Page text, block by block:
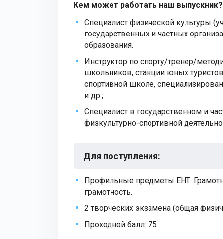
Кем может работать наш выпускник?
Специалист физической культуры
государственных и частных
образования.
Инструктор по спорту/тренер/
школьников, станции юных
спортивной школе,
и др.;
Специалист в государственном и
физкультурно-спортивной
Для поступления:
Профильные предметы ЕНТ:
грамотность.
2 творческих экзамена (общая
Проходной балл: 75